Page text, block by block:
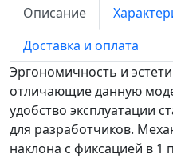
Описание
Доставка и оплата
Эргономичность и
отличающие данную
удобство эксплуатации
для разработчиков.
наклона с фиксацией в 1